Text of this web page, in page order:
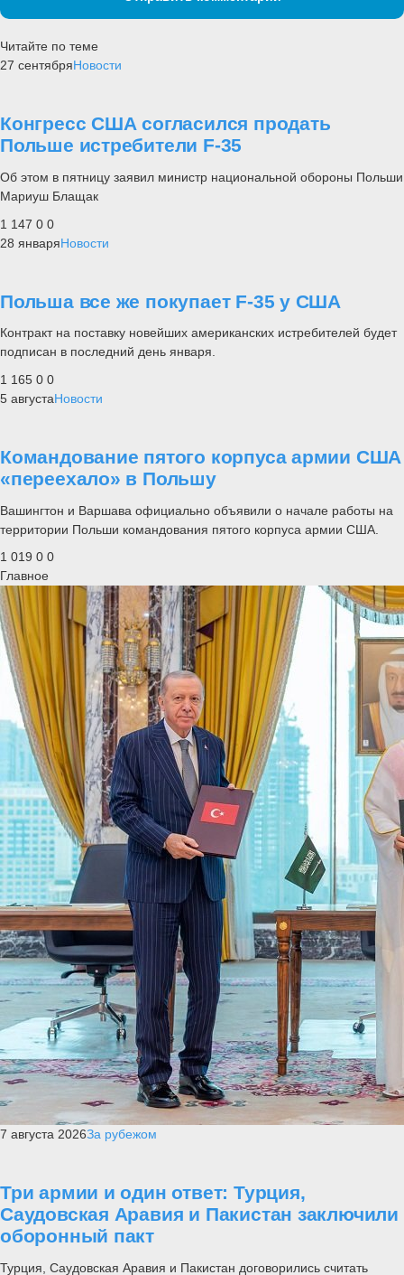
Читайте по теме
27 сентябряНовости
Конгресс США согласился продать
Польше истребители F-35
Об этом в пятницу заявил министр национальной обороны Польши
Мариуш Блащак
1 147 0 0
28 январяНовости
Польша все же покупает F-35 у США
Контракт на поставку новейших американских истребителей будет
подписан в последний день января.
1 165 0 0
5 августаНовости
Командование пятого корпуса армии США
«переехало» в Польшу
Вашингтон и Варшава официально объявили о начале работы на
территории Польши командования пятого корпуса армии США.
1 019 0 0
Главное
7 августа 2026За рубежом
Три армии и один ответ: Турция,
Саудовская Аравия и Пакистан заключили
оборонный пакт
Турция, Саудовская Аравия и Пакистан договорились считать